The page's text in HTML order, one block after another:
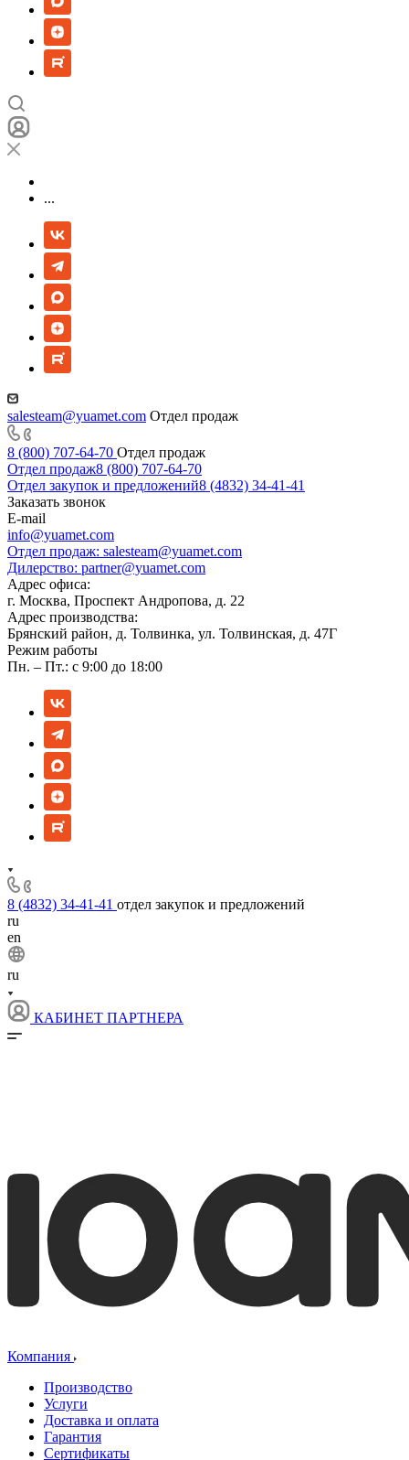
...
salesteam@yuamet.com Отдел продаж
8 (800) 707-64-70 Отдел продаж
Отдел продаж8 (800) 707-64-70
Отдел закупок и предложений8 (4832) 34-41-41
Заказать звонок
E-mail
info@yuamet.com
Отдел продаж: salesteam@yuamet.com
Дилерство: partner@yuamet.com
Адрес офиса:
г. Москва, Проспект Андропова, д. 22
Адрес производства:
Брянский район, д. Толвинка, ул. Толвинская, д. 47Г
Режим работы
Пн. – Пт.: с 9:00 до 18:00
8 (4832) 34-41-41 отдел закупок и предложений
ru
en
ru
КАБИНЕТ ПАРТНЕРА
Компания
Производство
Услуги
Доставка и оплата
Гарантия
Сертификаты